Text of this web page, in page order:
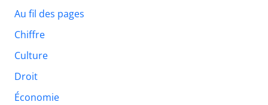
Au fil des pages
Chiffre
Culture
Droit
Économie